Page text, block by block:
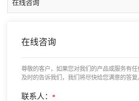
在线咨询
在线咨询
尊敬的客户，如果您对我们的产品或服务有
及时的告诉我们，我们将尽快给您满意的答复
联系人：*